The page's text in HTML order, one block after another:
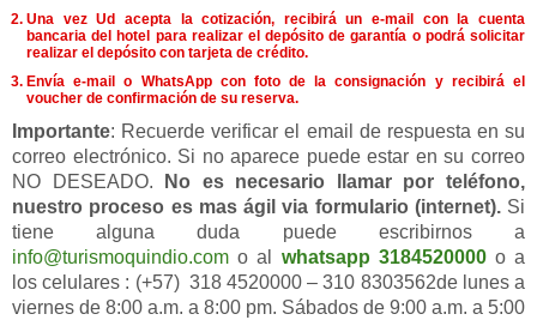
Una vez Ud acepta la cotización, recibirá un e-mail con la cuenta
bancaria del hotel para realizar el depósito de garantía o podrá solicitar
realizar el depósito con tarjeta de crédito.
Envía e-mail o WhatsApp con foto de la consignación y recibirá el
voucher de confirmación de su reserva.
Importante: Recuerde verificar el email de respuesta en su
correo electrónico. Si no aparece puede estar en su correo
NO DESEADO.
No es necesario llamar por teléfono,
nuestro proceso es mas ágil via formulario (internet).Si
tiene alguna duda puede escribirnos a
info@turismoquindio.com o al whatsapp 3184520000o a
los celulares : (+57) 318 4520000 – 310 8303562de lunes a
viernes de 8:00 a.m. a 8:00 pm. Sábados de 9:00 a.m. a 5:00